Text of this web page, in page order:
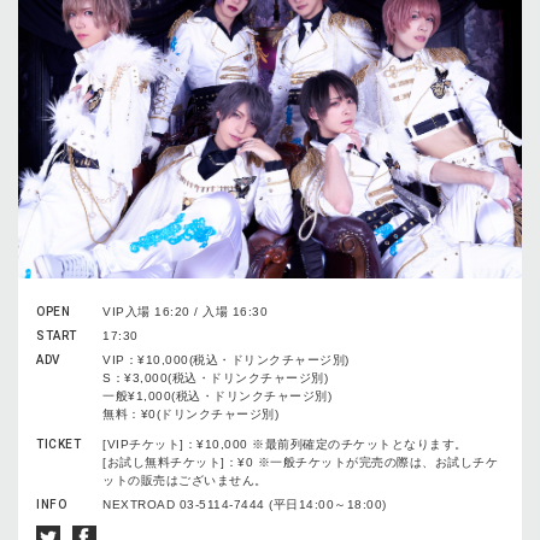
OPEN
VIP入場 16:20 / 入場 16:30
START
17:30
ADV
VIP：¥10,000(税込・ドリンクチャージ別)
S：¥3,000(税込・ドリンクチャージ別)
一般¥1,000(税込・ドリンクチャージ別)
無料：¥0(ドリンクチャージ別)
TICKET
[VIPチケット]：¥10,000 ※最前列確定のチケットとなります。
[お試し無料チケット]：¥0 ※一般チケットが完売の際は、お試しチケ
ットの販売はございません。
INFO
NEXTROAD 03-5114-7444 (平日14:00～18:00)